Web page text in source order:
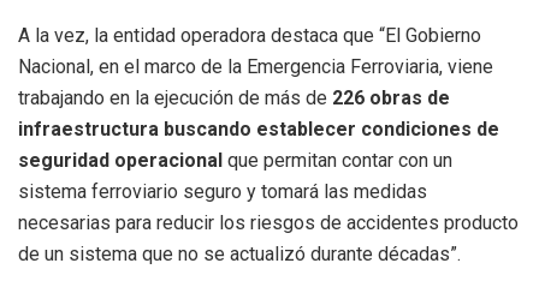
A la vez, la entidad operadora destaca que “El Gobierno
Nacional, en el marco de la Emergencia Ferroviaria, viene
trabajando en la ejecución de más de 226 obras de
infraestructura buscando establecer condiciones de
seguridad operacional que permitan contar con un
sistema ferroviario seguro y tomará las medidas
necesarias para reducir los riesgos de accidentes producto
de un sistema que no se actualizó durante décadas”.